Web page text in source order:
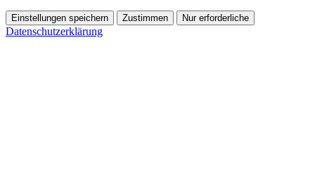
Einstellungen speichern Zustimmen Nur erforderliche
Datenschutzerklärung